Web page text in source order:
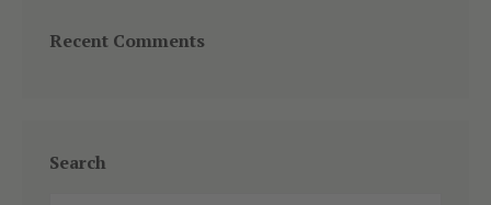
Recent Comments
Search